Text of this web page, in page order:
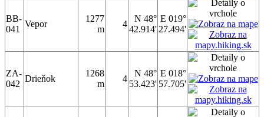
BB-
041
Vepor
1277
m
4
N 48°
42.914'
E 019°
27.494'
ZA-
042
Drieňok
1268
m
4
N 48°
53.423'
E 018°
57.705'